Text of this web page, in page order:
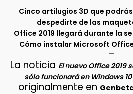
Cinco artilugios 3D que
despedirte de las
Office 2019 llegará durante la
Cómo instalar Microsoft
–
La noticia El nuevo Office 2019
sólo funcionará en Windows 10
originalmente en